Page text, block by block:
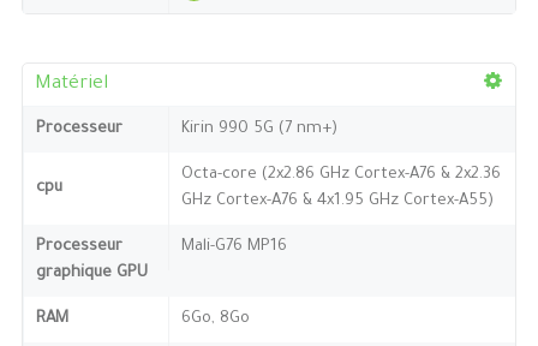
Matériel
Processeur Kirin 990 5G (7 nm+)
cpu
Octa-core (2x2.86 GHz Cortex-A76 & 2x2.36
GHz Cortex-A76 & 4x1.95 GHz Cortex-A55)
Processeur
graphique GPU
Mali-G76 MP16
RAM 6Go, 8Go